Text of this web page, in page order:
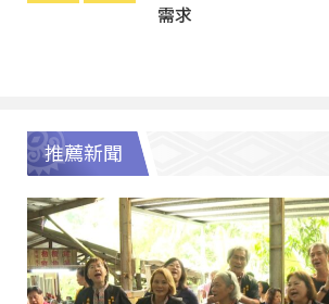
需求
推薦新聞